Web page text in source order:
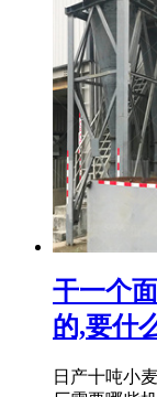
干一个
的,要什
日产十吨小